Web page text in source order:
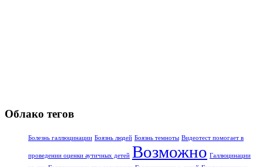
Облако тегов
Болезнь галлюцинации Боязнь людей Боязнь темноты Видеотест помогает в
проведении оценки аутичных детей Возможно Галлюцинации